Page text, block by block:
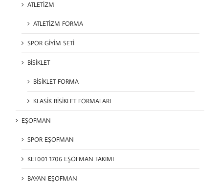
ATLETİZM
ATLETİZM FORMA
SPOR GİYİM SETİ
BİSİKLET
BİSİKLET FORMA
KLASİK BİSİKLET FORMALARI
EŞOFMAN
SPOR EŞOFMAN
KET001 1706 EŞOFMAN TAKIMI
BAYAN EŞOFMAN